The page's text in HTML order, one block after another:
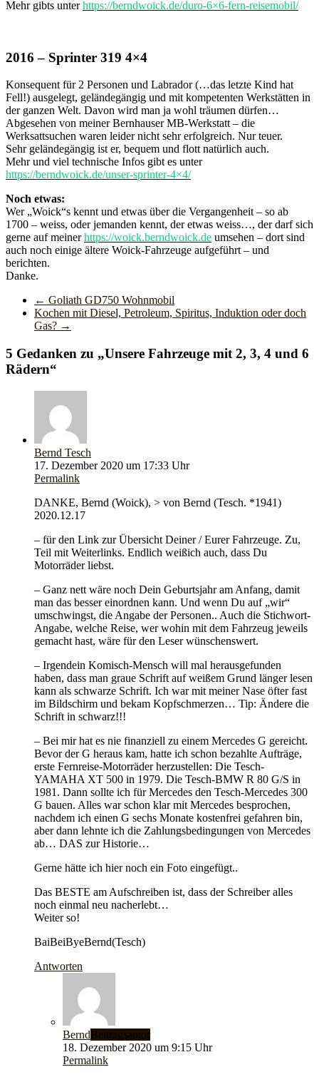
Mehr gibts unterhttps://berndwoick.de/duro-6×6-fern-reisemobil/
2016 – Sprinter 319 4×4
Konsequent für 2 Personen und Labrador (…das letzte Kind hat
Fell!) ausgelegt, geländegängig und mit kompetenten Werkstätten in
der ganzen Welt. Davon wird man ja wohl träumen dürfen…
Abgesehen von meiner Bernhauser MB-Werkstatt – die
Werksattsuchen waren leider nicht sehr erfolgreich. Nur teuer.
Sehr geländegängig ist er, bequem und flott natürlich auch.
Mehr und viel technische Infos gibt es unter
https://berndwoick.de/unser-sprinter-4×4/
Noch etwas:
Wer „Woick“s kennt und etwas über die Vergangenheit – so ab
1700 – weiss, oder jemanden kennt, der etwas weiss…, der darf sich
gerne auf meinerhttps://woick.berndwoick.de umsehen – dort sind
auch noch einige ältere Woick-Fahrzeuge aufgeführt – und
berichten.
Danke.
← Goliath GD750 Wohnmobil
Kochen mit Diesel, Petroleum, Spiritus, Induktion oder doch
Gas? →
5 Gedanken zu „Unsere Fahrzeuge mit 2, 3, 4 und 6
Rädern“
Bernd Tesch
17. Dezember 2020 um 17:33 Uhr
Permalink
DANKE, Bernd (Woick), > von Bernd (Tesch. *1941)
2020.12.17
– für den Link zur Übersicht Deiner / Eurer Fahrzeuge. Zu,
Teil mit Weiterlinks. Endlich weißich auch, dass Du
Motorräder liebst.
– Ganz nett wäre noch Dein Geburtsjahr am Anfang, damit
man das besser einordnen kann. Und wenn Du auf „wir“
umschwingst, die Angabe der Personen.. Auch die Stichwort-
Angabe, welche Reise, wer wohin mit dem Fahrzeug jeweils
gemacht hast, wäre für den Leser wünschenswert.
– Irgendein Komisch-Mensch will mal herausgefunden
haben, dass man graue Schrift auf weißem Grund länger lesen
kann als schwarze Schrift. Ich war mit meiner Nase öfter fast
im Bildschirm und bekam Kopfschmerzen… Tip: Ändere die
Schrift in schwarz!!!
– Bei mir hat es nie finanziell zu einem Mercedes G gereicht.
Bevor der G heraus kam, hatte ich schon bezahlte Aufträge,
erste Fernreise-Motorräder herzustellen: Die Tesch-
YAMAHA XT 500 in 1979. Die Tesch-BMW R 80 G/S in
1981. Dann sollte ich für Mercedes den Tesch-Mercedes 300
G bauen. Alles war schon klar mit Mercedes besprochen,
nachdem ich einen G sechs Monate kostenfrei gefahren bin,
aber dann lehnte ich die Zahlungsbedingungen von Mercedes
ab… DAS zur Historie…
Gerne hätte ich hier noch ein Foto eingefügt..
Das BESTE am Aufschreiben ist, dass der Schreiber alles
noch einmal neu nacherlebt…
Weiter so!
BaiBeiByeBernd(Tesch)
Antworten
BerndBeitragsautor
18. Dezember 2020 um 9:15 Uhr
Permalink